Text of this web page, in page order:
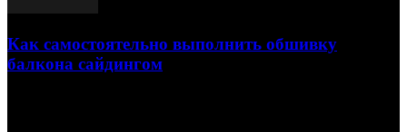
Как самостоятельно выполнить обшивку
балкона сайдингом